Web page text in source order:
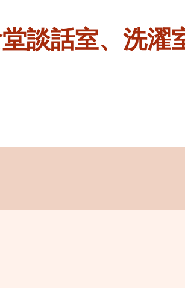
談話室、洗濯